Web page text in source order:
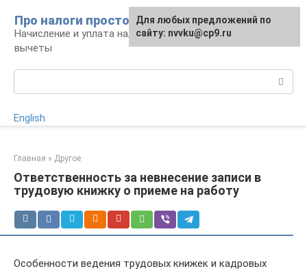
контенту
Про налоги просто
Начисление и уплата налогов, налоговые
вычеты
English
Главная » Другое
Ответственность за невнесение записи в
трудовую книжку о приеме на работу
Особенности ведения трудовых книжек и кадровых
Для любых предложений по
сайту: nvvku@cp9.ru